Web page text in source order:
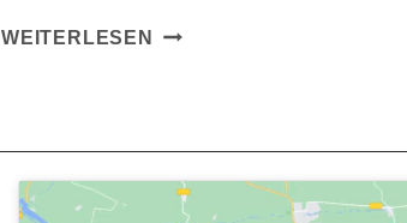
WEITERLESEN
BOUDOIR
SCHWIERIGEN
ZEIT